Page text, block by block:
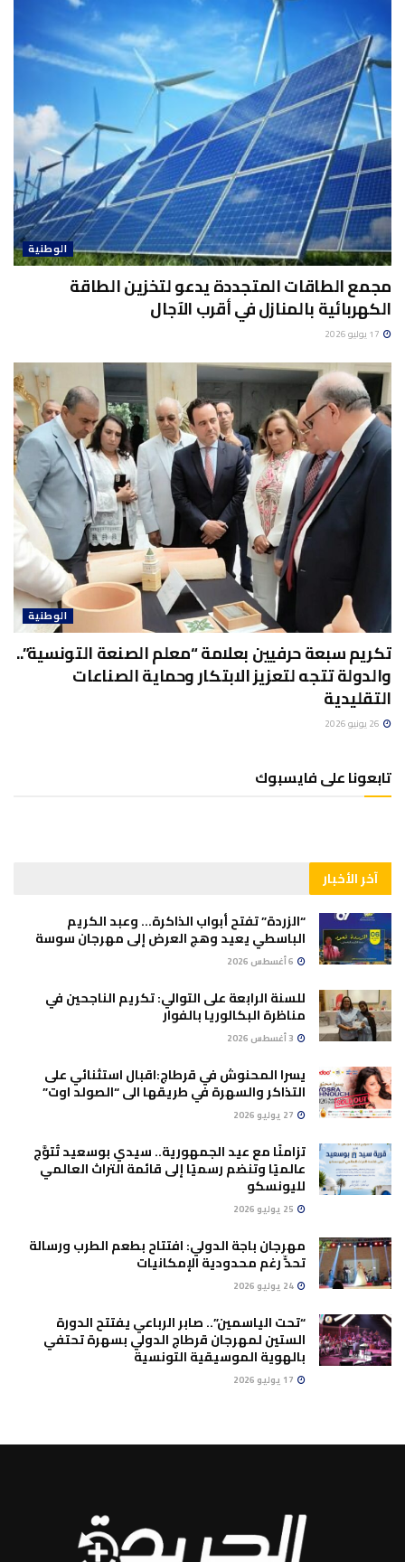
الوطنية
مجمع الطاقات المتجددة يدعو لتخزين الطاقة
الكهربائية بالمنازل في أقرب الآجال
الوطنية
تكريم سبعة حرفيين بعلامة “معلم الصنعة التونسية”..
والدولة تتجه لتعزيز الابتكار وحماية الصناعات
التقليدية
تابعونا على فايسبوك
آخر الأخبار
“الزردة” تفتح أبواب الذاكرة… وعبد الكريم
الباسطي يعيد وهج العرض إلى مهرجان سوسة
للسنة الرابعة على التوالي: تكريم الناجحين في
مناظرة البكالوريا بالفوار
يسرا المحنوش في قرطاج:اقبال استثنائي على
التذاكر والسهرة في طريقها الى “الصولد اوت”
تزامنًا مع عيد الجمهورية.. سيدي بوسعيد تُتوَّج
عالميًا وتنضم رسميًا إلى قائمة التراث العالمي
لليونسكو
مهرجان باجة الدولي: افتتاح بطعم الطرب ورسالة
تحدٍّ رغم محدودية الإمكانيات
“تحت الياسمين”.. صابر الرباعي يفتتح الدورة
الستين لمهرجان قرطاج الدولي بسهرة تحتفي
بالهوية الموسيقية التونسية